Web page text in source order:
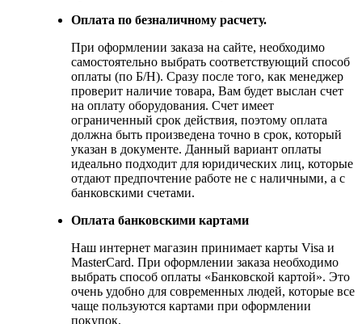
Оплата по безналичному расчету.
При оформлении заказа на сайте, необходимо
самостоятельно выбрать соответствующий способ
оплаты (по Б/Н). Сразу после того, как менеджер
проверит наличие товара, Вам будет выслан счет
на оплату оборудования. Счет имеет
ограниченный срок действия, поэтому оплата
должна быть произведена точно в срок, который
указан в документе. Данный вариант оплаты
идеально подходит для юридических лиц, которые
отдают предпочтение работе не с наличными, а с
банковскими счетами.
Оплата банковскими картами
Наш интернет магазин принимает карты Visa и
MasterCard. При оформлении заказа необходимо
выбрать способ оплаты «Банковской картой». Это
очень удобно для современных людей, которые все
чаще пользуются картами при оформлении
покупок.